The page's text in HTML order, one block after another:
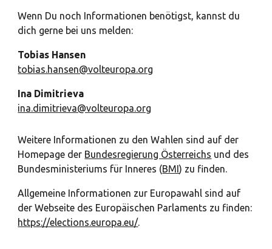
Wenn Du noch Informationen benötigst, kannst du
dich gerne bei uns melden:
Tobias Hansen
tobias.hansen@volteuropa.org
Ina Dimitrieva
ina.dimitrieva@volteuropa.org
Weitere Informationen zu den Wahlen sind auf der
Homepage der Bundesregierung Österreichs und des
Bundesministeriums für Inneres (BMI) zu finden.
Allgemeine Informationen zur Europawahl sind auf
der Webseite des Europäischen Parlaments zu finden:
https://elections.europa.eu/.